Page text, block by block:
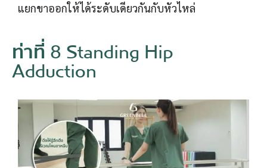
แยกขาออกให้ได้ระดับเดียวกันกับหัวไหล่
ท่าที่ 8 Standing Hip
Adduction